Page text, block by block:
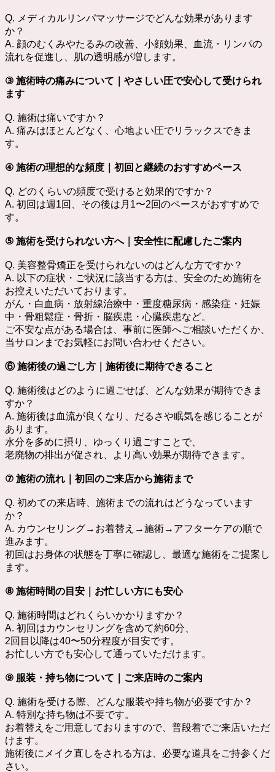
Q. メディカルリンパマッサージでどんな効果があります
か？
A. 顔のむくみやたるみの改善、小顔効果、血流・リンパの
流れを促進し、肌の透明感が増します。
③ 施術時の痛みについて｜やさしい圧で安心して受けられ
ます
Q. 施術は痛いですか？
A. 痛みはほとんどなく、心地よい圧でリラックスできま
す。
④ 施術の理想的な頻度｜初回と継続のおすすめペース
Q. どのくらいの頻度で受けると効果的ですか？
A. 初回は週1回、その後は月1〜2回のペースがおすすめで
す。
⑤ 施術を受けられない方へ｜安全性に配慮したご案内
Q. 美容整骨矯正を受けられないのはどんな方ですか？
A. 以下の症状・ご状況に該当する方は、安全のため施術を
お控えいただいております。
がん・白血病・放射線治療中・重度糖尿病・感染症・妊娠
中・骨粗鬆症・骨折・脳疾患・心臓疾患など。
ご不安な点がある場合は、事前に医師へご相談いただくか、
当サロンまでお気軽にお問い合わせください。
⑥ 施術後の過ごし方｜施術後に期待できること
Q. 施術後はどのように過ごせば、どんな効果が期待できま
すか？
A. 施術後は血流が良くなり、だるさや眠気を感じることが
あります。
水分を多めに摂り、ゆっくり過ごすことで、
老廃物の排出が促され、より高い効果が期待できます。
⑦ 施術の流れ｜初回のご来店から施術まで
Q. 初めての来店時、施術までの流れはどうなっています
か？
A. カウンセリング→お着替え→施術→アフターケアの順で
進みます。
初回はお身体の状態を丁寧に確認し、最適な施術をご提案し
ます。
⑧ 施術時間の目安｜お忙しい方にも安心
Q. 施術時間はどれくらいかかりますか？
A. 初回はカウンセリングを含めて約60分、
2回目以降は40〜50分程度が目安です。
お忙しい方でも安心して通っていただけます。
⑨ 服装・持ち物について｜ご来店時のご案内
Q. 施術を受ける際、どんな服装や持ち物が必要ですか？
A. 特別な持ち物は不要です。
お着替えをご用意しておりますので、普段着でご来店いただ
けます。
施術後にメイク直しをされる方は、必要な道具をご持参くだ
さい。